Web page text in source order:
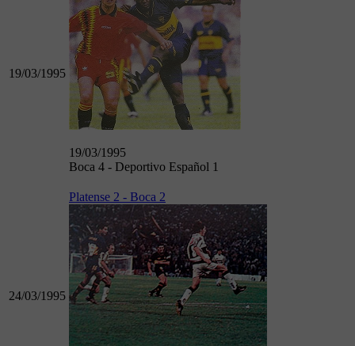
19/03/1995
19/03/1995
Boca 4 - Deportivo Español 1
24/03/1995
Platense 2 - Boca 2